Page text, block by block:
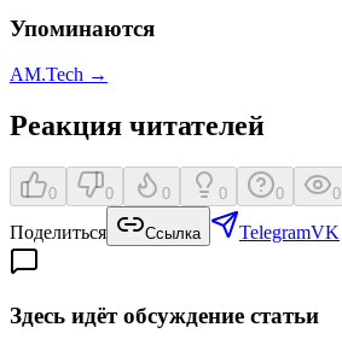
Упоминаются
AM.Tech →
Реакция читателей
0 0 0 0 0 0
Поделиться Ссылка TelegramVK
Здесь идёт обсуждение статьи